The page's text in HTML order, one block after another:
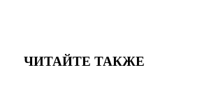
ЧИТАЙТЕ ТАКЖЕ